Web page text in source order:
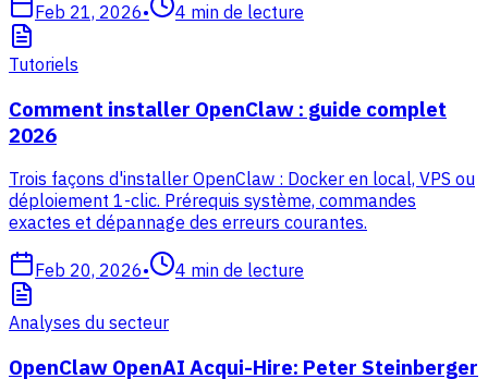
Feb 21, 2026• 4 min de lecture
Tutoriels
Comment installer OpenClaw : guide complet
2026
Trois façons d'installer OpenClaw : Docker en local, VPS ou
déploiement 1-clic. Prérequis système, commandes
exactes et dépannage des erreurs courantes.
Feb 20, 2026• 4 min de lecture
Analyses du secteur
OpenClaw OpenAI Acqui-Hire: Peter Steinberger